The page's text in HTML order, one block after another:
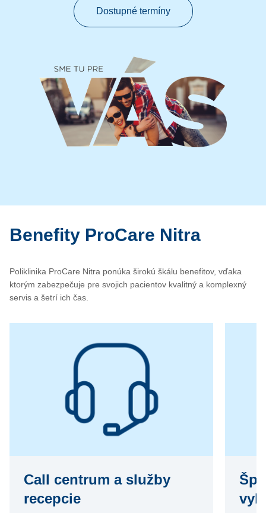
Dostupné termíny
Benefity ProCare Nitra
Poliklinika ProCare Nitra ponúka širokú škálu benefitov, vďaka
ktorým zabezpečuje pre svojich pacientov kvalitný a komplexný
servis a šetrí ich čas.
Call centrum a služby
recepcie